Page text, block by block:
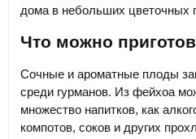
дома в небольших цветочных
Что можно
Сочные и ароматные плоды
среди гурманов. Из фейхоа
множество напитков, как
компотов, соков и других